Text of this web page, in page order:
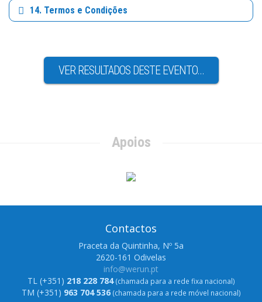
14. Termos e Condições
VER RESULTADOS DESTE EVENTO...
Apoios
Contactos
Praceta da Quintinha, Nº 5a
2620-161 Odivelas
info@werun.pt
TL (+351) 218 228 784(chamada para a rede fixa nacional)
TM (+351) 963 704 536(chamada para a rede móvel nacional)